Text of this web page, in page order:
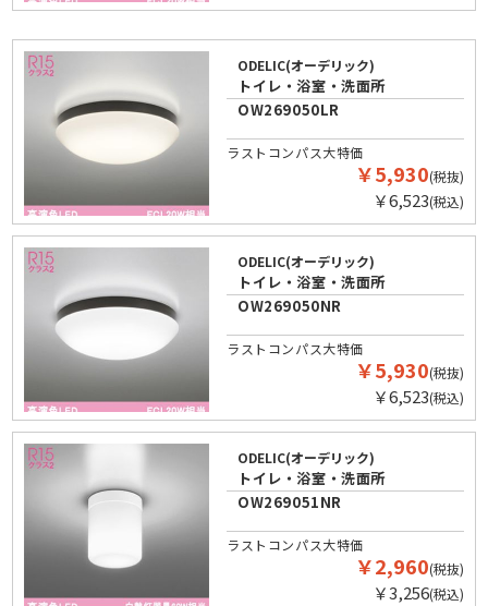
ODELIC(オーデリック)
トイレ・浴室・洗面所
OW269050LR
ラストコンパス大特価
￥5,930(税抜)
￥6,523(税込)
ODELIC(オーデリック)
トイレ・浴室・洗面所
OW269050NR
ラストコンパス大特価
￥5,930(税抜)
￥6,523(税込)
ODELIC(オーデリック)
トイレ・浴室・洗面所
OW269051NR
ラストコンパス大特価
￥2,960(税抜)
￥3,256(税込)